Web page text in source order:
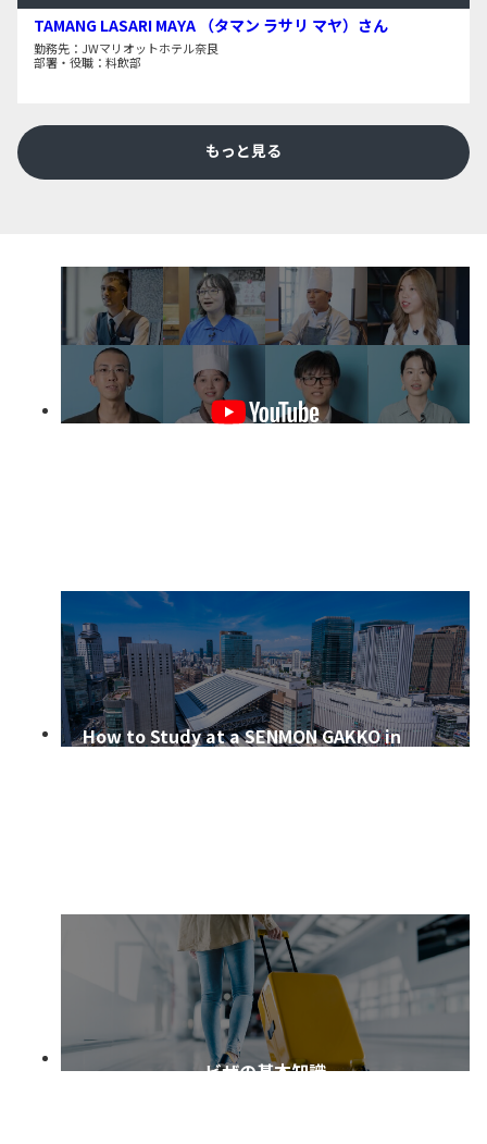
TAMANG LASARI MAYA （タマン ラサリ マヤ）さん
勤務先：JWマリオットホテル奈良
部署・役職：料飲部
もっと見る
How to Study at a SENMON GAKKO in
ビザの基本知識